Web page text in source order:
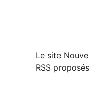
Le site
RSS